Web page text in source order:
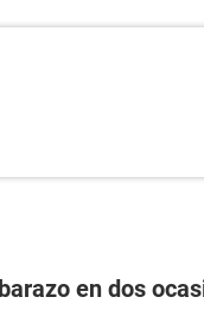
en dos